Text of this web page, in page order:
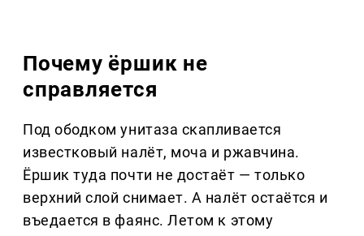
Почему ёршик не
справляется
Под ободком унитаза скапливается
известковый налёт, моча и ржавчина.
Ёршик туда почти не достаёт — только
верхний слой снимает. А налёт остаётся и
въедается в фаянс. Летом к этому